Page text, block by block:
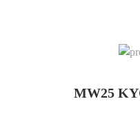
MW25